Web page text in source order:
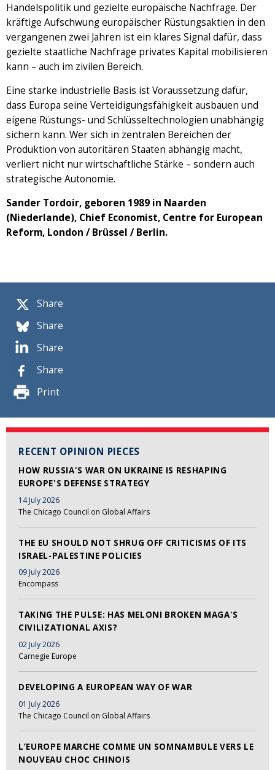
Share
Share
Share
Share
Print
RECENT OPINION PIECES
HOW RUSSIA'S WAR ON UKRAINE IS RESHAPING
EUROPE'S DEFENSE STRATEGY
14 July 2026
The Chicago Council on Global Affairs
THE EU SHOULD NOT SHRUG OFF CRITICISMS OF ITS
ISRAEL-PALESTINE POLICIES
09 July 2026
Encompass
TAKING THE PULSE: HAS MELONI BROKEN MAGA'S
CIVILIZATIONAL AXIS?
02 July 2026
Carnegie Europe
DEVELOPING A EUROPEAN WAY OF WAR
01 July 2026
The Chicago Council on Global Affairs
L’EUROPE MARCHE COMME UN SOMNAMBULE VERS LE
NOUVEAU CHOC CHINOIS
Handelspolitik und gezielte europäische Nachfrage. Der
kräftige Aufschwung europäischer Rüstungsaktien in den
vergangenen zwei Jahren ist ein klares Signal dafür, dass
gezielte staatliche Nachfrage privates Kapital mobilisieren
kann – auch im zivilen Bereich.
Eine starke industrielle Basis ist Voraussetzung dafür,
dass Europa seine Verteidigungsfähigkeit ausbauen und
eigene Rüstungs- und Schlüsseltechnologien unabhängig
sichern kann. Wer sich in zentralen Bereichen der
Produktion von autoritären Staaten abhängig macht,
verliert nicht nur wirtschaftliche Stärke – sondern auch
strategische Autonomie.
Sander Tordoir, geboren 1989 in Naarden
(Niederlande), Chief Economist, Centre for European
Reform, London / Brüssel / Berlin.